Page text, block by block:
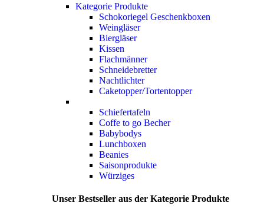
Kategorie Produkte
Schokoriegel Geschenkboxen
Weingläser
Biergläser
Kissen
Flachmänner
Schneidebretter
Nachtlichter
Caketopper/Tortentopper
Schiefertafeln
Coffe to go Becher
Babybodys
Lunchboxen
Beanies
Saisonprodukte
Würziges
Unser Bestseller aus der Kategorie Produkte